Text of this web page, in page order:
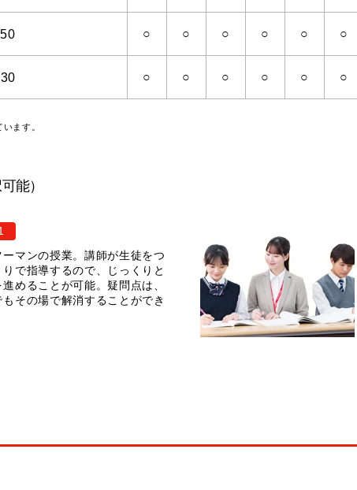
○ ○ ○ ○ ○ ○
○ ○ ○ ○ ○ ○
ます。
能）
ーマンの授業。講師が生徒をつ
りで指導するので、じっくりと
めることが可能。疑問点は、
もその場で解消することができ